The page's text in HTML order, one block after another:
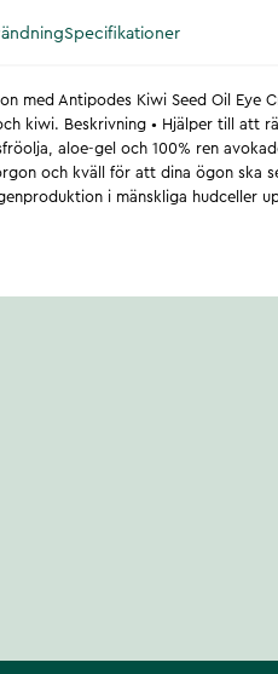
Specifikationer
med Antipodes Kiwi Seed Oil Eye
kiwi. Beskrivning • Hjälper till att
aloe-gel och 100% ren
och kväll för att dina ögon ska
i mänskliga hudceller